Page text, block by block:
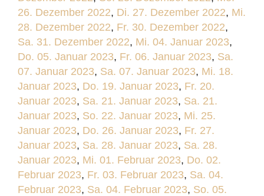
26. Dezember 2022, Di. 27. Dezember 2022, Mi.
28. Dezember 2022, Fr. 30. Dezember 2022,
Sa. 31. Dezember 2022, Mi. 04. Januar 2023,
Do. 05. Januar 2023, Fr. 06. Januar 2023, Sa.
07. Januar 2023, Sa. 07. Januar 2023, Mi. 18.
Januar 2023, Do. 19. Januar 2023, Fr. 20.
Januar 2023, Sa. 21. Januar 2023, Sa. 21.
Januar 2023, So. 22. Januar 2023, Mi. 25.
Januar 2023, Do. 26. Januar 2023, Fr. 27.
Januar 2023, Sa. 28. Januar 2023, Sa. 28.
Januar 2023, Mi. 01. Februar 2023, Do. 02.
Februar 2023, Fr. 03. Februar 2023, Sa. 04.
Februar 2023, Sa. 04. Februar 2023, So. 05.